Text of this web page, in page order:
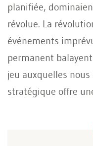
planifiée,
révolue. La
événements
permanent
jeu auxquelles
stratégique offre